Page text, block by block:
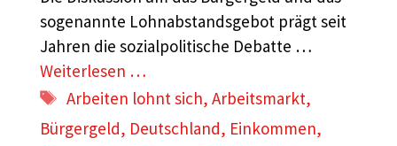
sogenannte Lohnabstandsgebot prägt seit
Jahren die sozialpolitische Debatte …
Weiterlesen …
Schlagwörter
Arbeiten lohnt sich,Arbeitsmarkt,
Bürgergeld, Deutschland, Einkommen,